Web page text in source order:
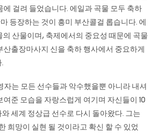
에 걸려 들었습니다. 에일과 곡물 모두 축하
등장하는 것이 흥미 부산콜걸 롭습니다. 에
의 산물이며, 축제에서의 중요성 때문에 곡물
산출장마사지 신을 축하 행사에서 중요하게
자는 모든 선수들과 악수했을뿐 아니라 내셔
여준 모습을 자랑스럽게 여기며 자신들이 10
세계 정상급 선수로 다시 돌아왔다. 그는
희망이 실현 될 것이라고 확신 할 수 있었